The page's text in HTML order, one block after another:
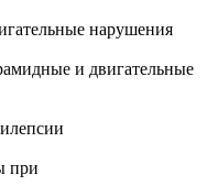
нарушения
и двигательные
при